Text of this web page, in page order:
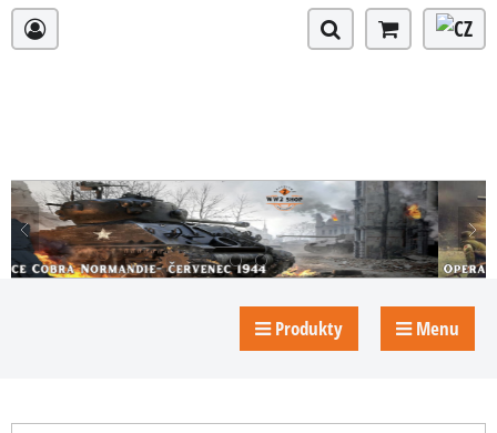
Produkty Menu